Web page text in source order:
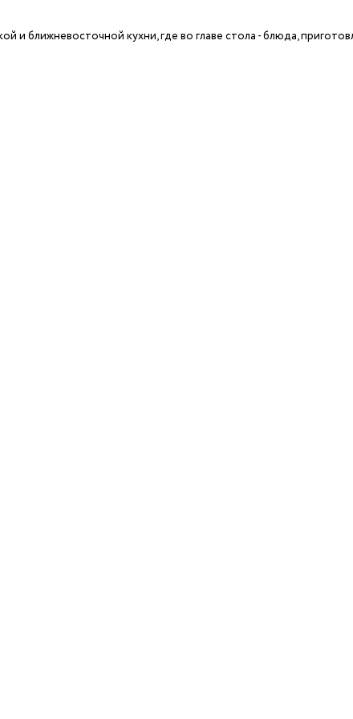
ближневосточной кухни, где во главе стола - блюда,